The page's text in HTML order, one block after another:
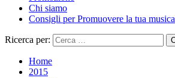
Chi siamo
Consigli per Promuovere la tua musica
Ricerca per:
Home
2015